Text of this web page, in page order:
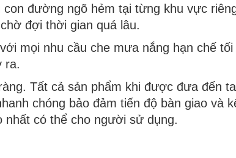
đường ngõ hẻm tại từng khu vực
đợi thời gian quá lâu.
mọi nhu cầu che mưa nắng hạn chế
ra.
Tất cả sản phẩm khi được đưa đến
chóng bảo đảm tiến độ bàn giao và
có thể cho người sử dụng.